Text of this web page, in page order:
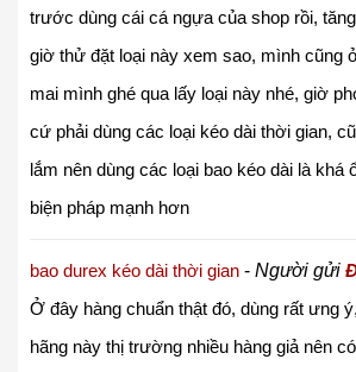
trước dùng cái cá ngựa của shop rồi,
giờ thử đặt loại này xem sao, mình cũng
mai mình ghé qua lấy loại này nhé, giờ
cứ phải dùng các loại kéo dài thời gian,
lắm nên dùng các loại bao kéo dài là khá
biện pháp mạnh hơn
bao durex kéo dài thời gian - Người gửi
Ở đây hàng chuẩn thật đó, dùng rất ưng
hãng này thị trường nhiều hàng giả nên